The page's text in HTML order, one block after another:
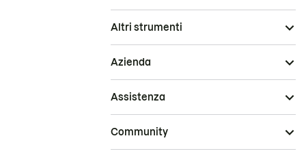
Altri strumenti
Azienda
Assistenza
Community